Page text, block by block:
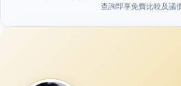
查詢即享免費比較及議